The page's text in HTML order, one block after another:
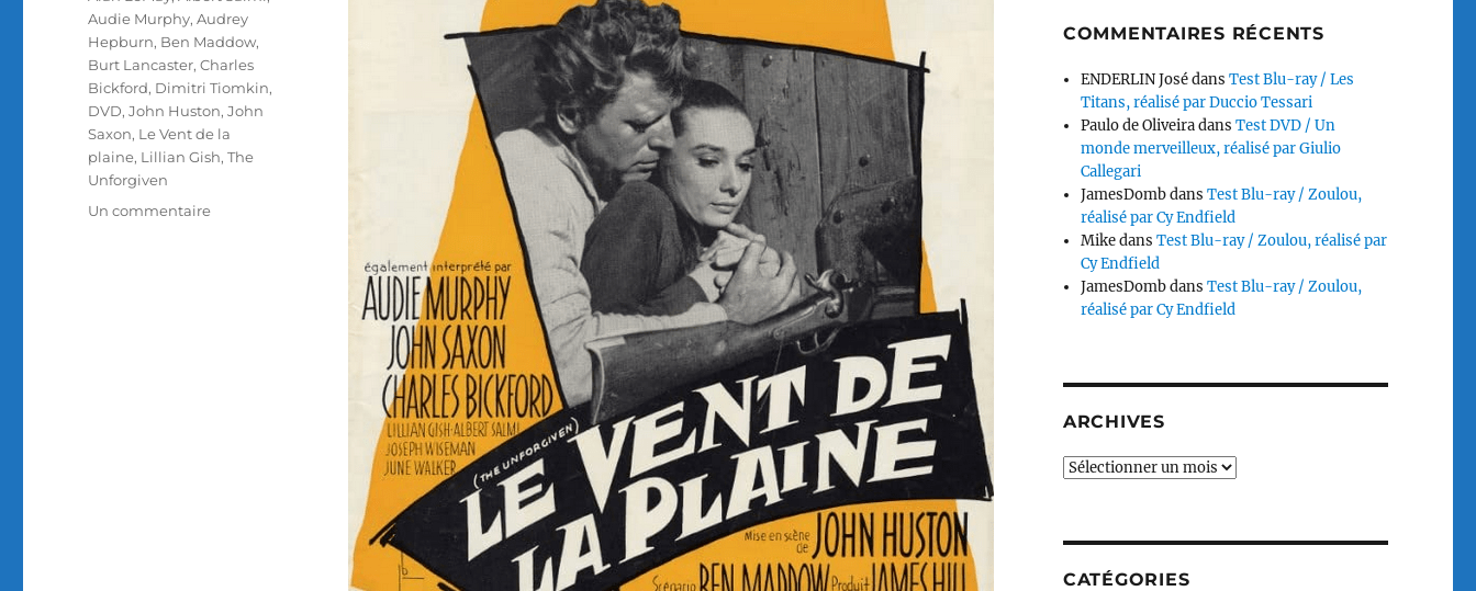
Audie Murphy,Audrey
Hepburn, Ben Maddow,
Burt Lancaster,Charles
Bickford, Dimitri Tiomkin,
DVD,John Huston,John
Saxon, Le Vent de la
plaine, Lillian Gish,The
Unforgiven
Un commentairesur
COMMENTAIRES RÉCENTS
ENDERLIN JosédansTest Blu-ray / Les
Titans, réalisé par Duccio Tessari
Paulo de OliveiradansTest DVD / Un
monde merveilleux, réalisé par Giulio
Callegari
JamesDombdansTest Blu-ray / Zoulou,
réalisé par Cy Endfield
MikedansTest Blu-ray / Zoulou, réalisé par
Cy Endfield
JamesDombdansTest Blu-ray / Zoulou,
réalisé par Cy Endfield
ARCHIVES
Archives
CATÉGORIES